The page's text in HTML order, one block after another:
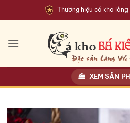
qua
dung
Thương hiệu cá kho
XEM SẢN